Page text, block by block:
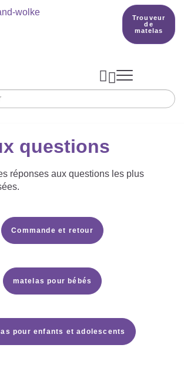
Trouveur
de
matelas
 
questions
réponses aux questions les plus
Commande et retour
matelas pour bébés
pour enfants et adolescents